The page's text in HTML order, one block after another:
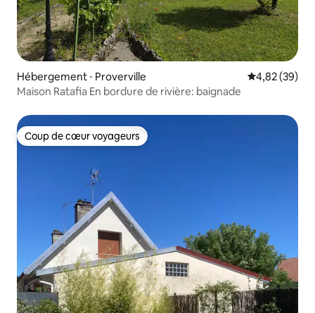
Hébergement ⋅ Proverville Évaluation
4,82 (39)
Maison Ratafia En bordure de rivière: baignade
Coup de cœur voyageurs
Coup de cœur voyageurs